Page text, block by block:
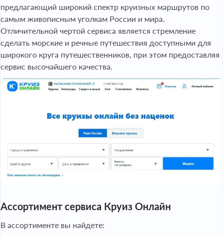
предлагающий широкий спектр круизных маршрутов по
самым живописным уголкам России и мира.
Отличительной чертой сервиса является стремление
сделать морские и речные путешествия доступными для
широкого круга путешественников, при этом предоставляя
сервис высочайшего качества.
Ассортимент сервиса Круиз Онлайн
В ассортименте вы найдете: